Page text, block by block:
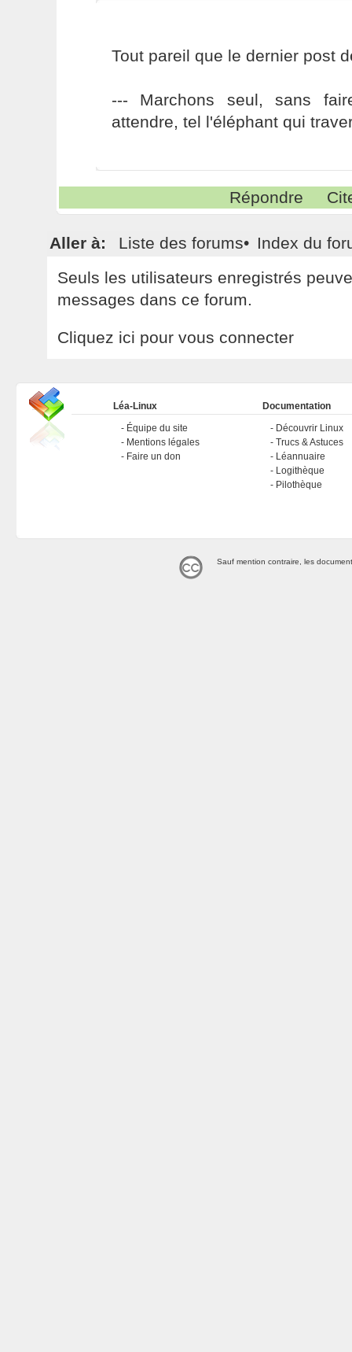
Tout pareil que le dernier post
--- Marchons seul, sans
attendre, tel l'éléphant qui
Répondre
Aller à: Liste des forums• Index du
Seuls les utilisateurs enregistrés
messages dans ce forum.
Cliquez ici pour vous connecter
Léa-Linux
Équipe du site
Mentions légales
Faire un don
Documentation
Découvrir Linux
Trucs & Astuces
Léannuaire
Logithèque
Pilothèque
Sauf mention contraire, les